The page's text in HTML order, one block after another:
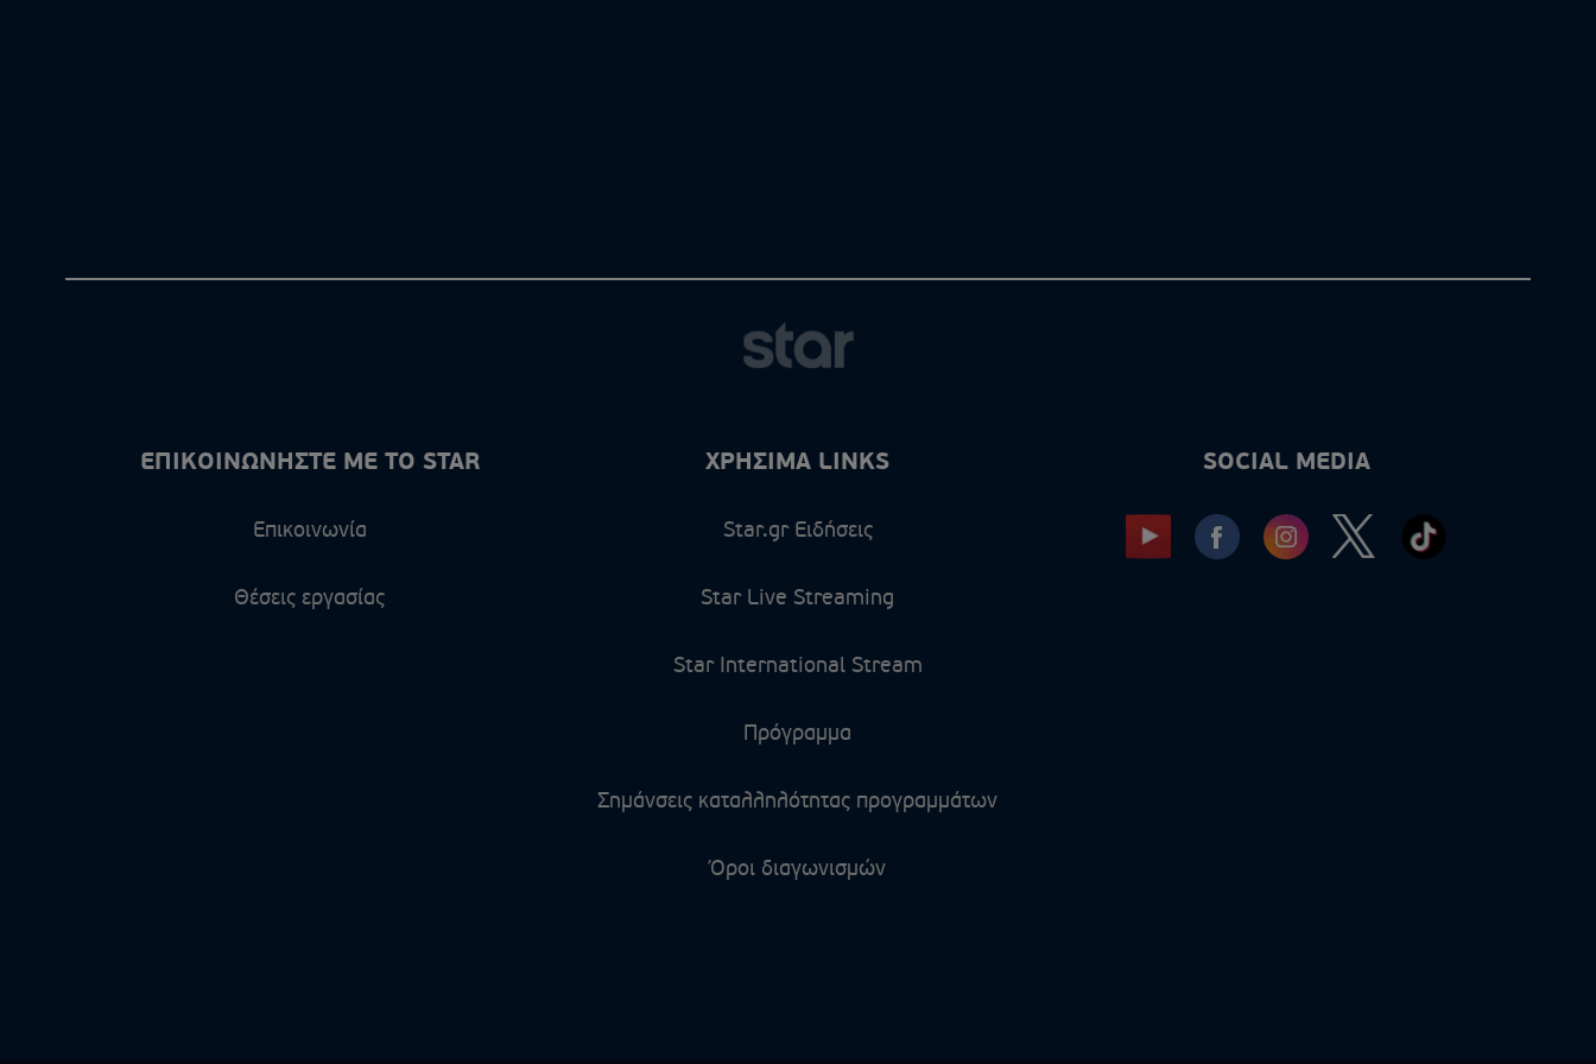
ΕΠΙΚΟΙΝΩΝΗΣΤΕ ΜΕ ΤΟ STAR
Επικοινωνία
Θέσεις εργασίας
ΧΡΗΣΙΜΑ LINKS
Star.gr Ειδήσεις
Star Live Streaming
Star International Stream
Πρόγραμμα
Σημάνσεις καταλληλότητας προγραμμάτων
Όροι διαγωνισμών
SOCIAL MEDIA